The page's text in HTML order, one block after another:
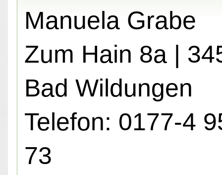
Manuela Grabe
Zum Hain 8a |
Bad Wildungen
Telefon: 0177-4
73